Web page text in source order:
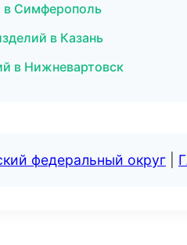
в Симферополь
в Казань
в Нижневартовск
федеральный округ